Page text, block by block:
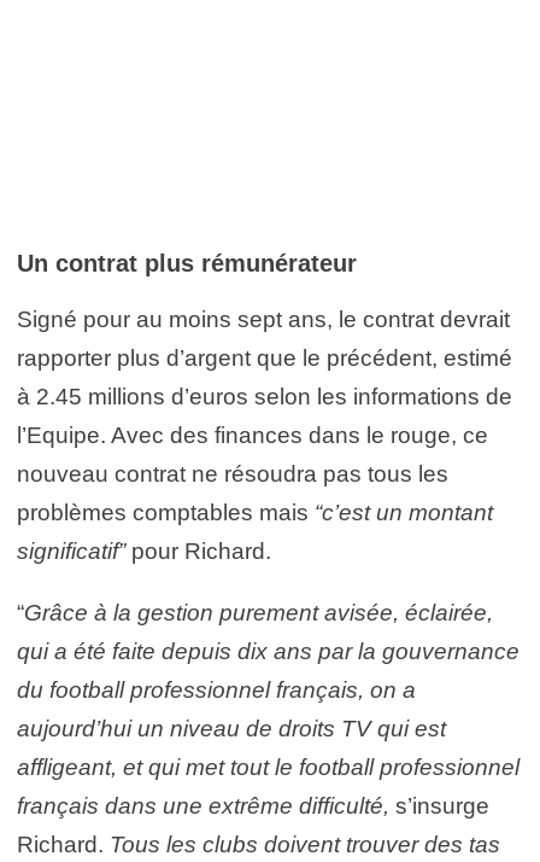
Un contrat plus rémunérateur
Signé pour au moins sept ans, le contrat devrait
rapporter plus d’argent que le précédent, estimé
à 2.45 millions d’euros selon les informations de
l’Equipe. Avec des finances dans le rouge, ce
nouveau contrat ne résoudra pas tous les
problèmes comptables mais “c’est un montant
significatif”pour Richard.
“Grâce à la gestion purement avisée, éclairée,
qui a été faite depuis dix ans par la gouvernance
du football professionnel français, on a
aujourd’hui un niveau de droits TV qui est
affligeant, et qui met tout le football professionnel
français dans une extrême difficulté, s’insurge
Richard. Tous les clubs doivent trouver des tas